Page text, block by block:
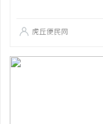
虎丘便民网